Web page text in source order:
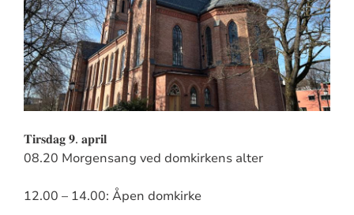
𝐓𝐢𝐫𝐬𝐝𝐚𝐠 𝟗. 𝐚𝐩𝐫𝐢𝐥
08.20 Morgensang ved domkirkens alter
12.00 – 14.00: Åpen domkirke